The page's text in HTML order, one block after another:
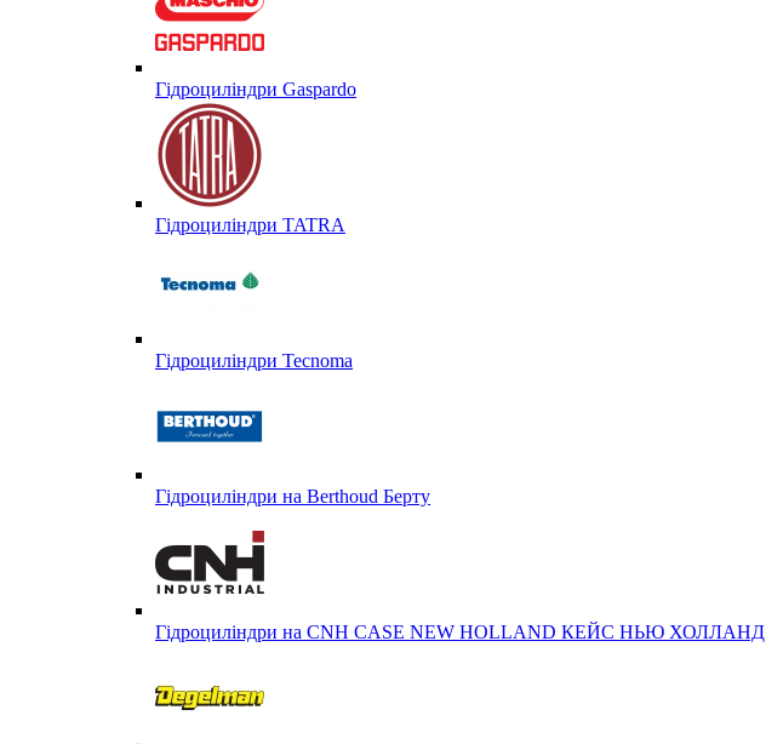
Гідроциліндри Gaspardo
Гідроциліндри TATRA
Гідроциліндри Tecnoma
Гідроциліндри на Berthoud Берту
Гідроциліндри на CNH CASE NEW HOLLAND КЕЙС НЬЮ ХОЛЛАНД